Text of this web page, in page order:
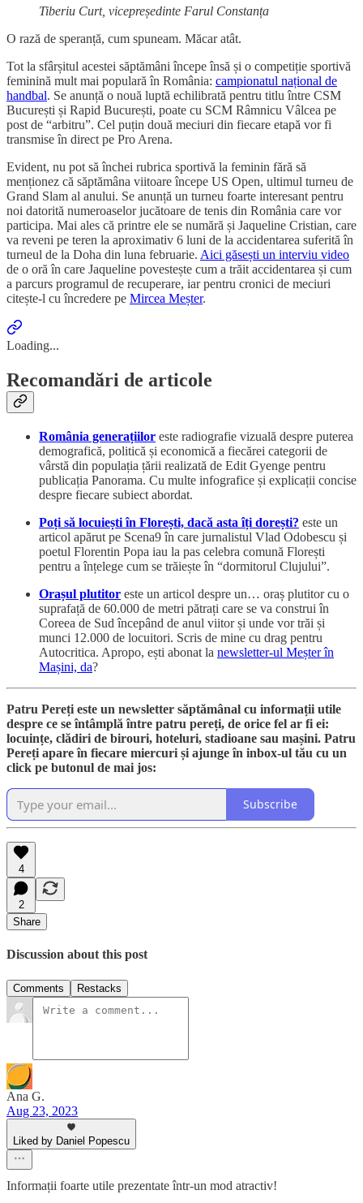
Tiberiu Curt, vicepreședinte Farul Constanța
O rază de speranță, cum spuneam. Măcar atât.
Tot la sfârșitul acestei săptămâni începe însă și o competiție sportivă
feminină mult mai populară în România: campionatul național de
handbal. Se anunță o nouă luptă echilibrată pentru titlu între CSM
București și Rapid București, poate cu SCM Râmnicu Vâlcea pe
post de “arbitru”. Cel puțin două meciuri din fiecare etapă vor fi
transmise în direct pe Pro Arena.
Evident, nu pot să închei rubrica sportivă la feminin fără să
menționez că săptămâna viitoare începe US Open, ultimul turneu de
Grand Slam al anului. Se anunță un turneu foarte interesant pentru
noi datorită numeroaselor jucătoare de tenis din România care vor
participa. Mai ales că printre ele se numără și Jaqueline Cristian, care
va reveni pe teren la aproximativ 6 luni de la accidentarea suferită în
turneul de la Doha din luna februarie. Aici găsești un interviu video
de o oră în care Jaqueline povestește cum a trăit accidentarea și cum
a parcurs programul de recuperare, iar pentru cronici de meciuri
citește-l cu încredere pe Mircea Meșter.
Loading...
Recomandări de articole
România generațiilor este radiografie vizuală despre puterea
demografică, politică și economică a fiecărei categorii de
vârstă din populația țării realizată de Edit Gyenge pentru
publicația Panorama. Cu multe infografice și explicații concise
despre fiecare subiect abordat.
Poți să locuiești în Florești, dacă asta îți dorești? este un
articol apărut pe Scena9 în care jurnalistul Vlad Odobescu și
poetul Florentin Popa iau la pas celebra comună Florești
pentru a înțelege cum se trăiește în “dormitorul Clujului”.
Orașul plutitor este un articol despre un… oraș plutitor cu o
suprafață de 60.000 de metri pătrați care se va construi în
Coreea de Sud începând de anul viitor și unde vor trăi și
munci 12.000 de locuitori. Scris de mine cu drag pentru
Autocritica. Apropo, ești abonat la newsletter-ul Meșter în
Mașini, da?
Patru Pereți este un newsletter săptămânal cu informații utile
despre ce se întâmplă între patru pereți, de orice fel ar fi ei:
locuințe, clădiri de birouri, hoteluri, stadioane sau mașini. Patru
Pereți apare în fiecare miercuri și ajunge în inbox-ul tău cu un
click pe butonul de mai jos:
Subscribe
4
2
Share
Discussion about this post
Comments Restacks
Ana G.
Aug 23, 2023
Liked by Daniel Popescu
Informații foarte utile prezentate într-un mod atractiv!